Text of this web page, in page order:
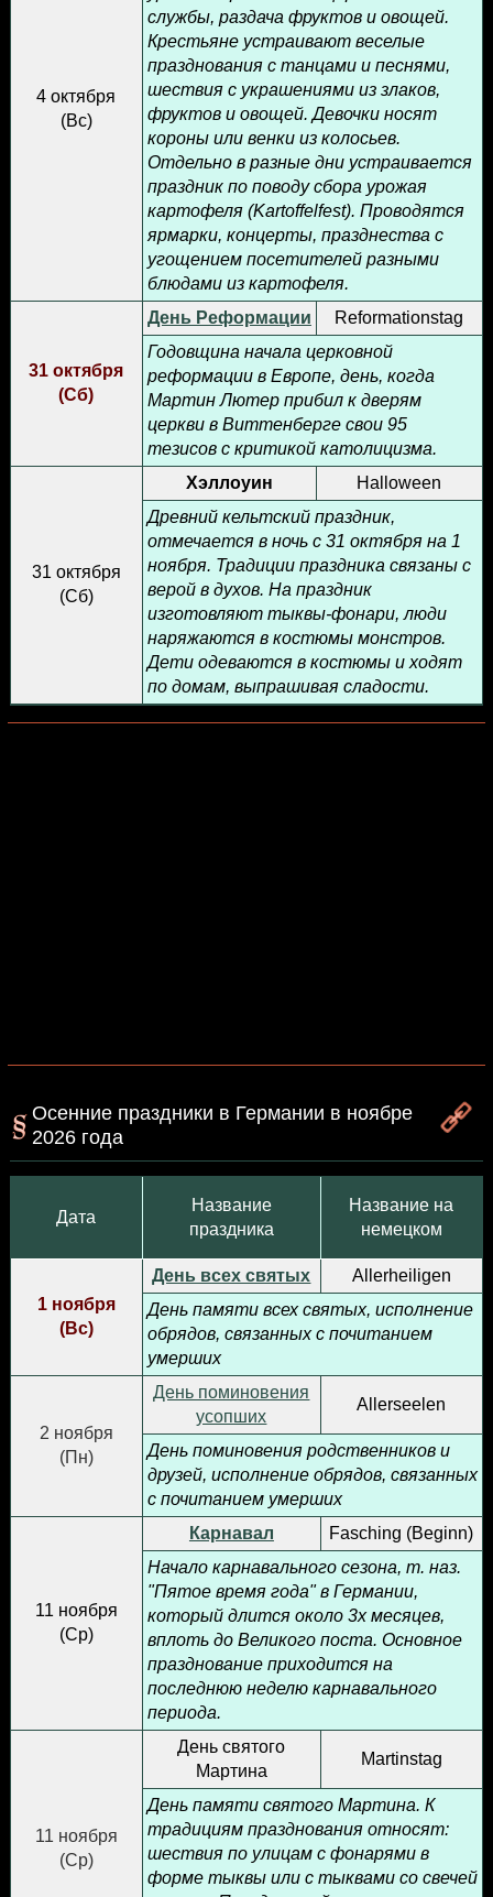
4 октября
(Вс)
службы, раздача фруктов и овощей.
Крестьяне устраивают веселые
празднования с танцами и песнями,
шествия с украшениями из злаков,
фруктов и овощей. Девочки носят
короны или венки из колосьев.
Отдельно в разные дни устраивается
праздник по поводу сбора урожая
картофеля (Kartoffelfest). Проводятся
ярмарки, концерты, празднества с
угощением посетителей разными
блюдами из картофеля.
31 октября
(Сб)
День Реформации
Reformationstag
Годовщина начала церковной
реформации в Европе, день, когда
Мартин Лютер прибил к дверям
церкви в Виттенберге свои 95
тезисов с критикой католицизма.
31 октября
(Сб)
Хэллоуин
Halloween
Древний кельтский праздник,
отмечается в ночь с 31 октября на 1
ноября. Традиции праздника связаны с
верой в духов. На праздник
изготовляют тыквы-фонари, люди
наряжаются в костюмы монстров.
Дети одеваются в костюмы и ходят
по домам, выпрашивая сладости.
Осенние праздники в Германии в ноябре
2026 года
Дата
Название
праздника
Название на
немецком
1 ноября
(Вс)
День всех святых
Allerheiligen
День памяти всех святых, исполнение
обрядов, связанных с почитанием
умерших
2 ноября
(Пн)
День поминовения
усопших
Allerseelen
День поминовения родственников и
друзей, исполнение обрядов, связанных
с почитанием умерших
11 ноября
(Ср)
Карнавал
Fasching (Beginn)
Начало карнавального сезона, т. наз.
"Пятое время года" в Германии,
который длится около 3х месяцев,
вплоть до Великого поста. Основное
празднование приходится на
последнюю неделю карнавального
периода.
11 ноября
(Ср)
День святого
Мартина
Martinstag
День памяти святого Мартина. К
традициям празднования относят:
шествия по улицам с фонарями в
форме тыквы или с тыквами со свечей